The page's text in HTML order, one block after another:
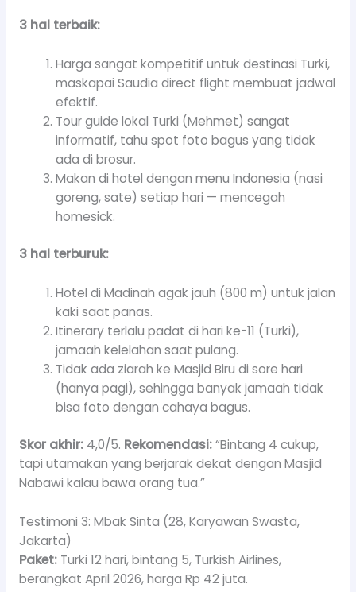
3 hal terbaik:
Harga sangat kompetitif untuk destinasi Turki,
maskapai Saudia direct flight membuat jadwal
efektif.
Tour guide lokal Turki (Mehmet) sangat
informatif, tahu spot foto bagus yang tidak
ada di brosur.
Makan di hotel dengan menu Indonesia (nasi
goreng, sate) setiap hari — mencegah
homesick.
3 hal terburuk:
Hotel di Madinah agak jauh (800 m) untuk jalan
kaki saat panas.
Itinerary terlalu padat di hari ke-11 (Turki),
jamaah kelelahan saat pulang.
Tidak ada ziarah ke Masjid Biru di sore hari
(hanya pagi), sehingga banyak jamaah tidak
bisa foto dengan cahaya bagus.
Skor akhir:4,0/5. Rekomendasi:“Bintang 4 cukup,
tapi utamakan yang berjarak dekat dengan Masjid
Nabawi kalau bawa orang tua.”
Testimoni 3: Mbak Sinta (28, Karyawan Swasta,
Jakarta)
Paket:Turki 12 hari, bintang 5, Turkish Airlines,
berangkat April 2026, harga Rp 42 juta.